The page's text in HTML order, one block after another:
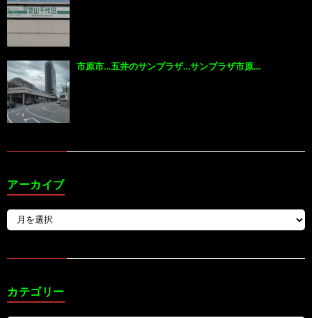
市原市…五井のサンプラザ…サンプラザ市原…
アーカイブ
カテゴリー